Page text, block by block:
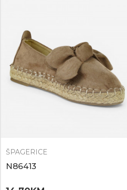
ŠPAGERICE
N86413